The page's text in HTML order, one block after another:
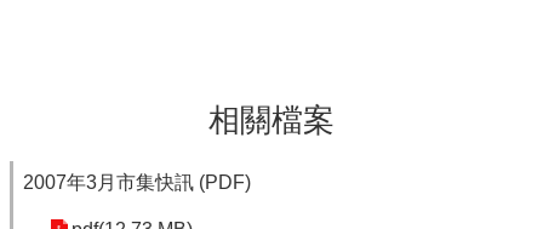
相關檔案
2007年3月市集快訊 (PDF)